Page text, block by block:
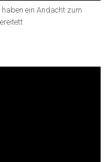
ein Andacht zum